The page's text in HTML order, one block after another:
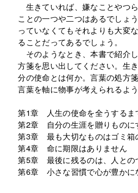
生きていれば、嫌なことやつ
ことの一つや二つはあるでしょ
っていなくてもそれよりも大変
ることだってあるでしょう。
そのようなとき、本書で紹介
方箋を思い出してください。生
分の使命とは何か。言葉の処方
言葉を軸に物事が考えられるよう
第1章 人生の使命を全うするま
第2章 自分の生涯を贈りものに
第3章 最も大切なものはゴミ箱
第4章 命に期限はありません
第5章 最後に残るのは、人との
第6章 小さな習慣で心が豊かに